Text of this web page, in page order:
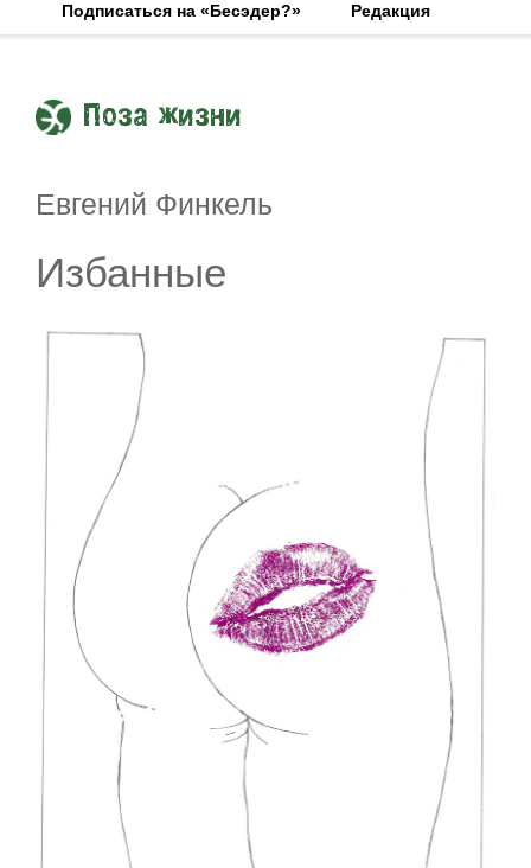
Подписаться на «Бесэдер?»
Редакция
Поза жизни
Евгений Финкель
Избанные